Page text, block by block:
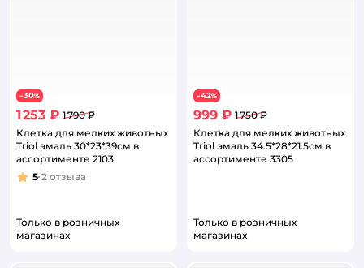
−30%
1 253 ₽ 1 790 ₽
Клетка для мелких животных
Triol эмаль 30*23*39см в
ассортименте 2103
Рейтинг:
5 2 отзыва
Только в розничных
магазинах
−42%
999 ₽ 1 750 ₽
Клетка для мелких животных
Triol эмаль 34.5*28*21.5см в
ассортименте 3305
Только в розничных
магазинах